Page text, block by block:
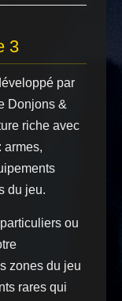
3
par
Donjons &
riche avec
armes,
du jeu.
ou
zones du jeu
rares qui